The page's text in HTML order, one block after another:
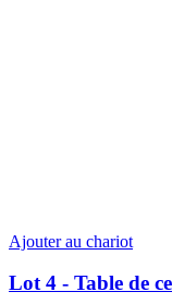
Ajouter au chariot
Lot 4 - Table de